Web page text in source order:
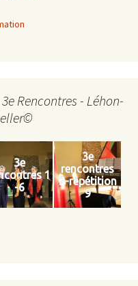
Rencontres - Léhon-
3e
1
-6
3e
rencontres
2-répétition
9